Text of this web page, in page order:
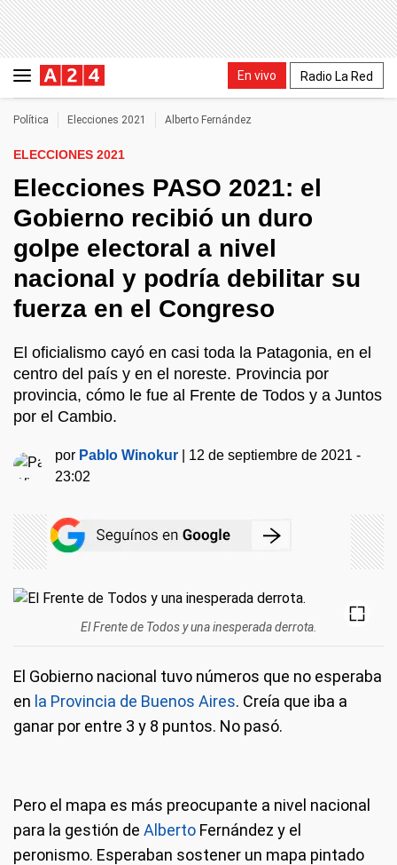
En vivo Radio La Red
Política Elecciones 2021 Alberto Fernández
ELECCIONES 2021
Elecciones PASO 2021: el
Gobierno recibió un duro
golpe electoral a nivel
nacional y podría debilitar su
fuerza en el Congreso
El oficialismo cayó en casi toda la Patagonia, en el
centro del país y en el noreste. Provincia por
provincia, cómo le fue al Frente de Todos y a Juntos
por el Cambio.
por Pablo Winokur
12 de septiembre de 2021 -
23:02
El Frente de Todos y una inesperada derrota.
El Gobierno nacional tuvo números que no esperaba
en la Provincia de Buenos Aires. Creía que iba a
ganar por entre 3 y 8 puntos. No pasó.
Pero el mapa es más preocupante a nivel nacional
para la gestión de Alberto Fernández y el
peronismo. Esperaban sostener un mapa pintado